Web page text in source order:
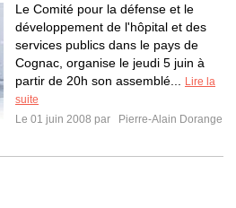
Le Comité pour la défense et le
développement de l'hôpital et des
services publics dans le pays de
Cognac, organise le jeudi 5 juin à
partir de 20h son assemblé...
Lire la
suite
Le 01 juin 2008 par
Pierre-Alain Dorange